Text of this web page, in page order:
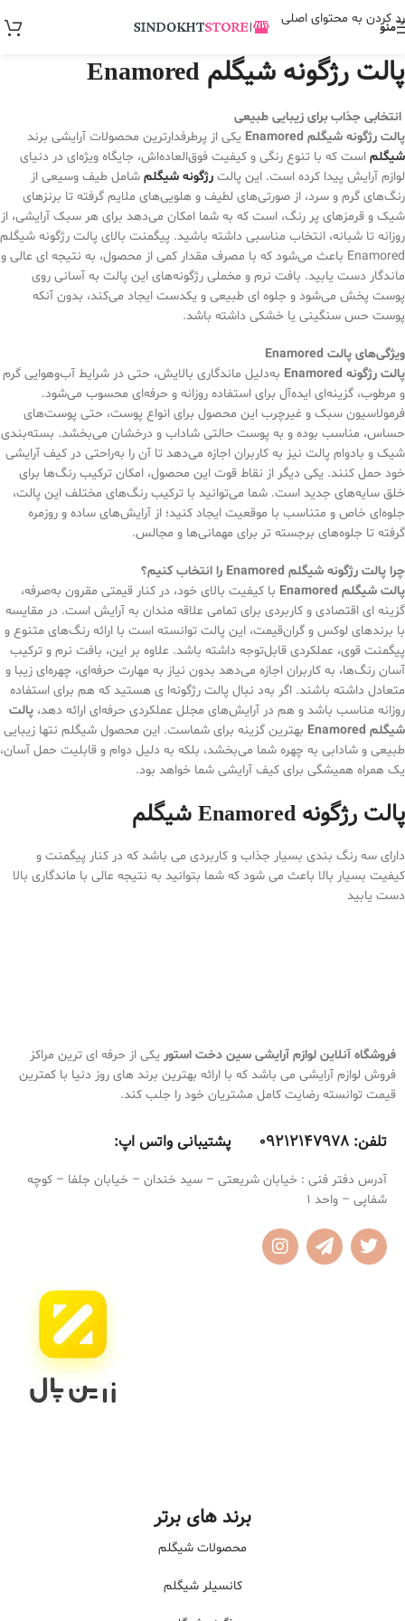
رد کردن به محتوای اصلی
منو
پالت رژگونه شیگلم Enamored
انتخابی جذاب برای زیبایی طبیعی
پالت رژگونه شیگلم Enamored
یکی از پرطرفدارترین محصولات آرایشی برند
شیگلم است که با تنوع رنگی و کیفیت فوق‌العاده‌اش، جایگاه ویژه‌ای در دنیای
لوازم آرایش پیدا کرده است. این پالت رژگونه شیگلم شامل طیف وسیعی از
رنگ‌های گرم و سرد، از صورتی‌های لطیف و هلویی‌های ملایم گرفته تا برنزهای
شیک و قرمزهای پر رنگ، است که به شما امکان می‌دهد برای هر سبک آرایشی، از
روزانه تا شبانه، انتخاب مناسبی داشته باشید. پیگمنت بالای پالت رژگونه شیگلم
Enamored باعث می‌شود که با مصرف مقدار کمی از محصول، به نتیجه‌ ای عالی و
ماندگار دست یابید. بافت نرم و مخملی رژگونه‌های این پالت به‌ آسانی روی
پوست پخش می‌شود و جلوه‌ ای طبیعی و یکدست ایجاد می‌کند، بدون آنکه
پوست حس سنگینی یا خشکی داشته باشد.
ویژگی‌های پالت Enamored
پالت رژگونه Enamored
به‌دلیل ماندگاری بالایش، حتی در شرایط آب‌وهوایی گرم
و مرطوب، گزینه‌ای ایده‌آل برای استفاده روزانه و حرفه‌ای محسوب می‌شود.
فرمولاسیون سبک و غیرچرب این محصول برای انواع پوست، حتی پوست‌های
حساس، مناسب بوده و به پوست حالتی شاداب و درخشان می‌بخشد. بسته‌بندی
شیک و بادوام پالت نیز به کاربران اجازه می‌دهد تا آن را به‌راحتی در کیف آرایشی
خود حمل کنند. یکی دیگر از نقاط قوت این محصول، امکان ترکیب رنگ‌ها برای
خلق سایه‌های جدید است. شما می‌توانید با ترکیب رنگ‌های مختلف این پالت،
جلوه‌ای خاص و متناسب با موقعیت ایجاد کنید؛ از آرایش‌های ساده و روزمره
گرفته تا جلوه‌های برجسته‌ تر برای مهمانی‌ها و مجالس.
چرا پالت رژگونه شیگلم Enamored را انتخاب کنیم؟
پالت شیگلم Enamored
با کیفیت بالای خود، در کنار قیمتی مقرون‌ به‌صرفه،
گزینه‌ ای اقتصادی و کاربردی برای تمامی علاقه‌ مندان به آرایش است. در مقایسه
با برندهای لوکس و گران‌قیمت، این پالت توانسته است با ارائه رنگ‌های متنوع و
پیگمنت قوی، عملکردی قابل‌توجه داشته باشد. علاوه بر این، بافت نرم و ترکیب
آسان رنگ‌ها، به کاربران اجازه می‌دهد بدون نیاز به مهارت حرفه‌ای، چهره‌ای زیبا و
متعادل داشته باشند. اگر به‌د نبال پالت رژگونه‌ا ی هستید که هم برای استفاده
روزانه مناسب باشد و هم در آرایش‌های مجلل عملکردی حرفه‌ای ارائه دهد، پالت
شیگلم Enamored
بهترین گزینه برای شماست. این محصول شیگلم نتها زیبایی
طبیعی و شادابی به چهره شما می‌بخشد، بلکه به دلیل دوام و قابلیت حمل آسان،
یک همراه همیشگی برای کیف آرایشی شما خواهد بود.
پالت رژگونه Enamored شیگلم
دارای سه رنگ بندی بسیار جذاب و کاربردی می باشد که در کنار پیگمنت و
کیفیت بسیار بالا باعث می شود که شما بتوانید به نتیجه عالی با ماندگاری بالا
دست یابید
فروشگاه آنلاین لوازم آرایشی سین دخت استور یکی از حرفه ای ترین مراکز
فروش لوازم آرایشی می باشد که با ارائه بهترین برند های روز دنیا با کمترین
قیمت توانسته رضایت کامل مشتریان خود را جلب کند.
تلفن: 09212147978 پشتیبانی واتس اپ:
آدرس دفتر فنی : خیابان شریعتی – سید خندان – خیابان جلفا – کوچه
شفاپی – واحد 1
برند های برتر
محصولات شیگلم
کانسیلر شیگلم